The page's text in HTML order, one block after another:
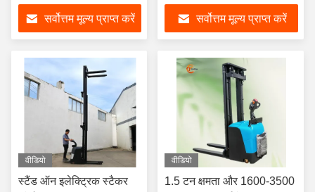
सर्वोत्तम मूल्य प्राप्त करें सर्वोत्तम मूल्य प्राप्त करें
वीडियो
स्टैंड ऑन इलेक्ट्रिक स्टैकर
वीडियो
1.5 टन क्षमता और 1600-3500